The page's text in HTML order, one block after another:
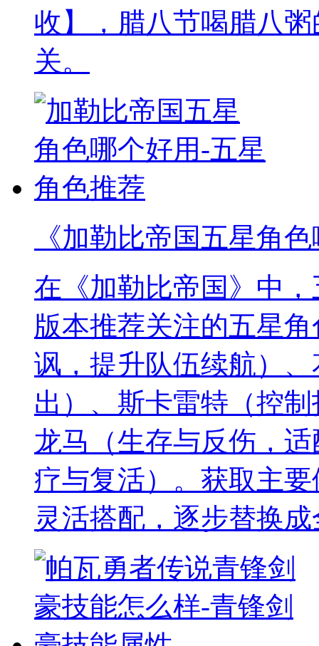
收】，腊八节喝腊八
关。
《加勒比帝国五星角
在《加勒比帝国》中
版本推荐关注的五星
讽，提升队伍续航）
出）、斯卡雷特（控
龙马（生存与反伤，
疗与复活）。获取主
灵活搭配，逐步替换